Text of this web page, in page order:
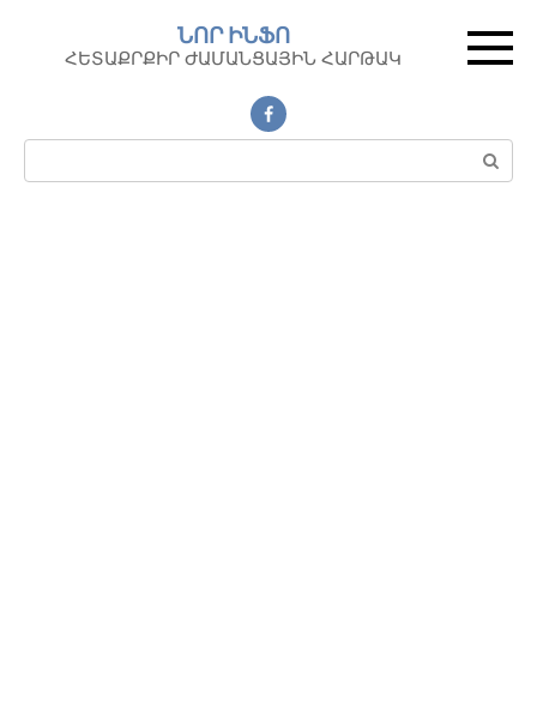
контенту
ՆՈՐ ԻՆՖՈ
ՀԵՏԱՔՐՔԻՐ ԺԱՄԱՆՑԱՅԻՆ ՀԱՐԹԱԿ
Поиск: